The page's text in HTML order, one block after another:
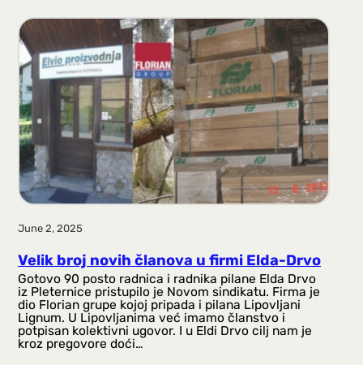
June 2, 2025
Velik broj novih članova u firmi Elda-Drvo
Gotovo 90 posto radnica i radnika pilane Elda Drvo
iz Pleternice pristupilo je Novom sindikatu. Firma je
dio Florian grupe kojoj pripada i pilana Lipovljani
Lignum. U Lipovljanima već imamo članstvo i
potpisan kolektivni ugovor. I u Eldi Drvo cilj nam je
kroz pregovore doći…